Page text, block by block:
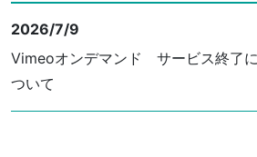
2026/7/9
Vimeoオンデマンド サービス終了
ついて